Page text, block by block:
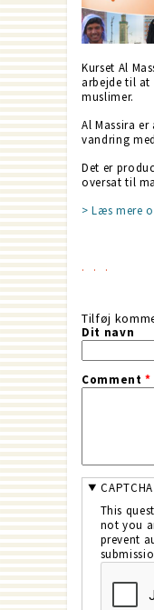
Kurset Al
arbejde til at
muslimer.
Al Massira
vandring
Det er
oversat til
> Læs mere
Tilføj
Dit navn
Comment*
CAPTCHA
This
not you
prevent